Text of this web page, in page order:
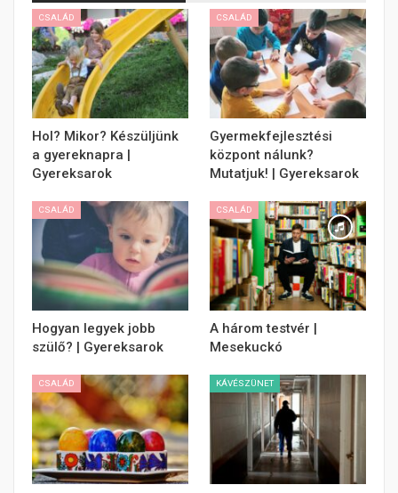
CSALÁD
Hol? Mikor? Készüljünk
a gyereknapra |
Gyereksarok
CSALÁD
Gyermekfejlesztési
központ nálunk?
Mutatjuk! | Gyereksarok
CSALÁD
Hogyan legyek jobb
szülő? | Gyereksarok
CSALÁD
A három testvér |
Mesekuckó
CSALÁD KÁVÉSZÜNET